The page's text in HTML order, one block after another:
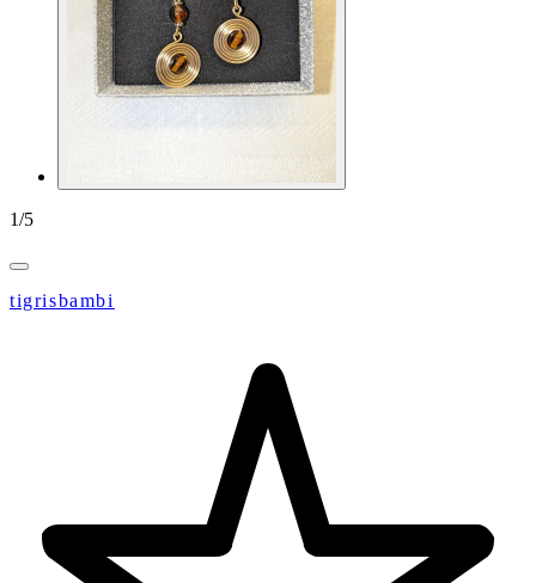
1/5
tigrisbambi